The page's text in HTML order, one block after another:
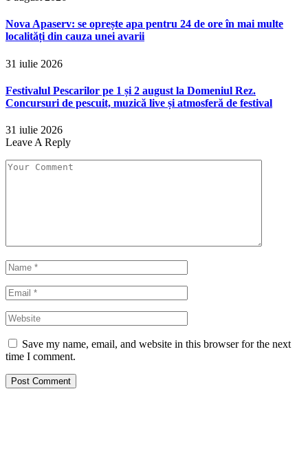
Nova Apaserv: se oprește apa pentru 24 de ore în mai multe
localități din cauza unei avarii
31 iulie 2026
Festivalul Pescarilor pe 1 și 2 august la Domeniul Rez.
Concursuri de pescuit, muzică live și atmosferă de festival
31 iulie 2026
Leave A Reply
Save my name, email, and website in this browser for the next
time I comment.